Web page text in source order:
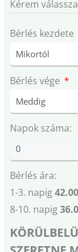
Kérem
Bérlés kezdete
Bérlés vége
Napok száma:
Bérlés ára:
1-3. napig
8-10. napig